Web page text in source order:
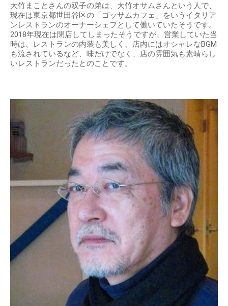
大竹まことさんの双子の弟は、大竹オサムさんという人で、
現在は東京都世田谷区の「ゴッサムカフェ」をいうイタリア
ンレストランのオーナーシェフとして働いていたそうです。
2018年現在は閉店してしまったそうですが、営業していた当
時は、レストランの内装も美しく、店内にはオシャレなBGM
も流されているなど、味だけでなく、店の雰囲気も素晴らし
いレストランだったとのことです。